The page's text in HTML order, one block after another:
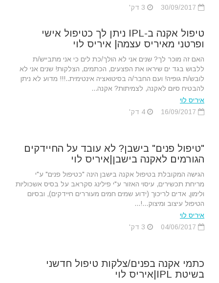
טיפול אקנה ב-IPL ניתן לך כטיפול אישי
ופרטני מאיריס עצמה| איריס לוי
האם זה מוכר לך? שנים אני לא הולך/כת לים כי אני מתבייש/ת
ללבוש בגד ים שיראו את הפצעים, הכתמים, הצלקות! שנים אני לא
לובש/ת גופיה! ועם החבר/ה בסיטואציה אינטימית..!!! מדוע לא ניתן
להבטיח סיום לאקנה, לצמיתות? אקנה...
איריס לוי
"טיפול פנים" בישבן? לא עובד על החיידקים
הגורמים לאקנה בישבן|איריס לוי
הגישה המקובלת בטיפול אקנה בישבן הינה "כטיפול פנים" ע"י
מריחת תכשירים, עיסוי האזור ע"י פילינג סקראב על בסיס אשכוליות
ולימון, אדים לריכוך (ידוע שמים חמים מעוררים חיידקים), ובסיום
הטיפול עיצוב ומיצוק...!...
איריס לוי
כתמי אקנה בפנים/צלקות טיפול חדשני
בשיטת IPL|איריס לוי